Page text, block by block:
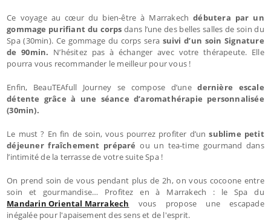
Ce voyage au cœur du bien-être à Marrakechdébutera par un
gommage purifiant du corps dans l’une des belles salles de soin du
Spa (30min). Ce gommage du corps sera suivi d’un soin Signature
de 90min. N’hésitez pas à échanger avec votre thérapeute. Elle
pourra vous recommander le meilleur pour vous !
Enfin, BeauTEAfull Journey se compose d’unedernière escale
détente grâce à une séance d’aromathérapie personnalisée
(30min).
Le must ? En fin de soin, vous pourrez profiter d’unsublime petit
déjeuner fraîchement préparéou un tea-time gourmand dans
l’intimité de la terrasse de votre suite Spa !
On prend soin de vous pendant plus de 2h, on vous cocoone entre
soin et gourmandise… Profitez en à Marrakech : le Spa du
Mandarin Oriental Marrakech vous propose une escapade
inégalée pour l'apaisement des sens et de l'esprit.